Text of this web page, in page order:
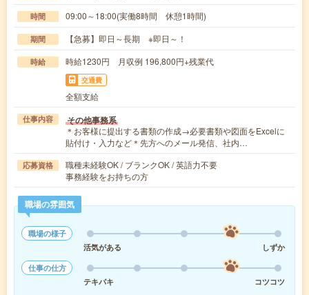
時間 09:00～18:00(実働8時間 休憩1時間)
期間 【急募】即日～長期 ※即日～！
時給 時給1230円 月収例 196,800円+残業代
交通費
全額支給
仕事内容 その他事務系
＊お客様に提出する書類の作成→必要書類や図面をExcelに
貼付け・入力など＊先方へのメール発信、社内…
応募資格
職種未経験OK / ブランクOK / 英語力不要
事務経験をお持ちの方
職場の雰囲気
職場の様子
活気がある
しずか
仕事の仕方
テキパキ
コツコツ